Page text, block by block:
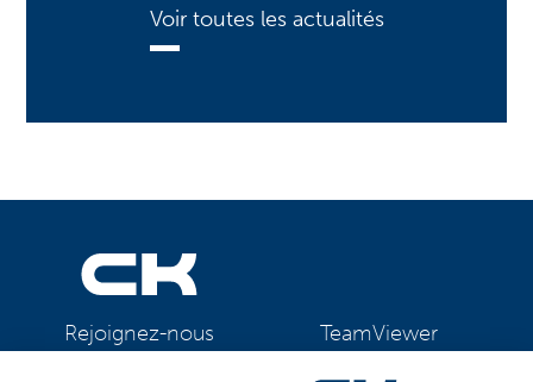
Voir toutes les actualités
Rejoignez-nous TeamViewer